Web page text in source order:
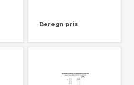
Beregn pris